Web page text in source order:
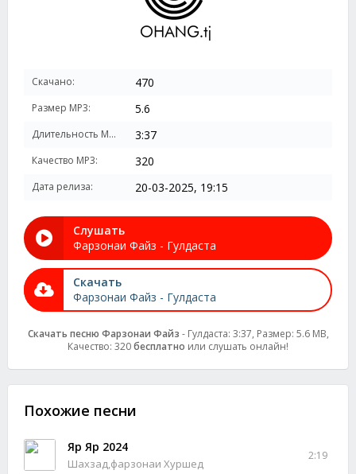
Скачано: 470
Размер MP3: 5.6
Длительность MP3: 3:37
Качество MP3: 320
Дата релиза: 20-03-2025, 19:15
Слушать
Фарзонаи Файз - Гулдаста
Скачать
Фарзонаи Файз - Гулдаста
Скачать песню Фарзонаи Файз - Гулдаста: 3:37, Размер: 5.6 MB,
Качество: 320бесплатно или слушать онлайн!
Похожие песни
Яр Яр 2024
Шахзад,фарзонаи Хуршед
2:19